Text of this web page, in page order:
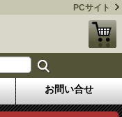
PCサイト
お問い合せ